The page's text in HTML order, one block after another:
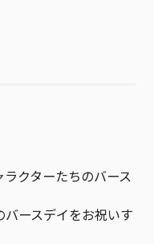
ラクターたちのバース
バースデイをお祝いす